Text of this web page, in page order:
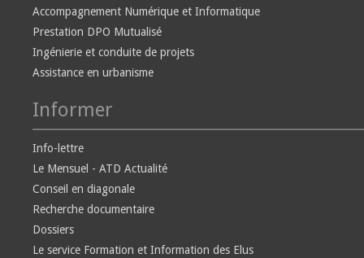
Accompagnement Numérique et Informatique
Prestation DPO Mutualisé
Ingénierie et conduite de projets
Assistance en urbanisme
Informer
Info-lettre
Le Mensuel - ATD Actualité
Conseil en diagonale
Recherche documentaire
Dossiers
Le service Formation et Information des Elus